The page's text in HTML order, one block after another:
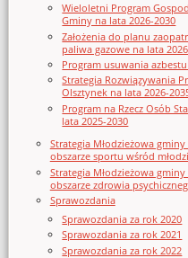
Wieloletni Program
Gminy na lata 2026-2030
Założenia do planu
paliwa gazowe na lata
Program usuwania
Strategia Rozwiązywania
Olsztynek na lata 2026-
Program na Rzecz Osób
lata 2025-2030
Strategia Młodzieżowa
obszarze sportu wśród
Strategia Młodzieżowa
obszarze zdrowia
Sprawozdania
Sprawozdania za rok 2020
Sprawozdania za rok 2021
Sprawozdania za rok 2022